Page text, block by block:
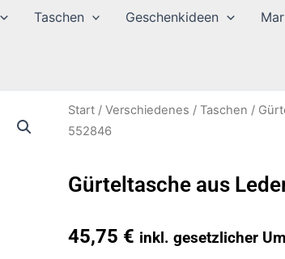
Taschen Geschenkideen
Start / Verschiedenes / Taschen /
552846
Gürteltasche aus
45,75 € inkl. gesetzlicher